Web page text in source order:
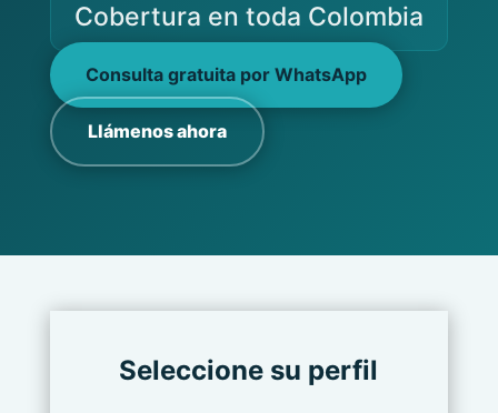
Cobertura en toda Colombia
Consulta gratuita por WhatsApp
Llámenos ahora
Seleccione su perfil